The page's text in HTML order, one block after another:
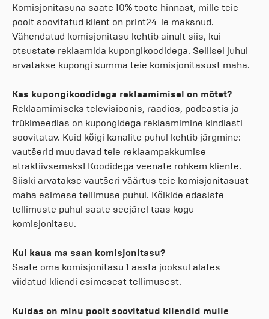
Komisjonitasuna saate 10% toote hinnast, mille teie
poolt soovitatud klient on print24-le maksnud.
Vähendatud komisjonitasu kehtib ainult siis, kui
otsustate reklaamida kupongikoodidega. Sellisel juhul
arvatakse kupongi summa teie komisjonitasust maha.
Kas kupongikoodidega reklaamimisel on mõtet?
Reklaamimiseks televisioonis, raadios, podcastis ja
trükimeedias on kupongidega reklaamimine kindlasti
soovitatav. Kuid kõigi kanalite puhul kehtib järgmine:
vautšerid muudavad teie reklaampakkumise
atraktiivsemaks! Koodidega veenate rohkem kliente.
Siiski arvatakse vautšeri väärtus teie komisjonitasust
maha esimese tellimuse puhul. Kõikide edasiste
tellimuste puhul saate seejärel taas kogu
komisjonitasu.
Kui kaua ma saan komisjonitasu?
Saate oma komisjonitasu 1 aasta jooksul alates
viidatud kliendi esimesest tellimusest.
Kuidas on minu poolt soovitatud kliendid mulle